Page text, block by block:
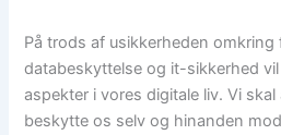
På trods af usikkerheden
databeskyttelse og it-sikkerhed
aspekter i vores digitale liv. Vi
beskytte os selv og hinanden